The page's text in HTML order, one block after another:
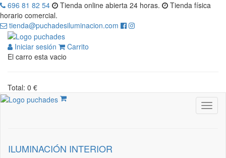
696 81 82 54 Tienda online abierta 24 horas.
Tienda física
horario comercial.
tienda@puchadesiluminacion.com
Iniciar sesión
Carrito
El carro esta vacio
Total: 0 €
ILUMINACIÓN INTERIOR